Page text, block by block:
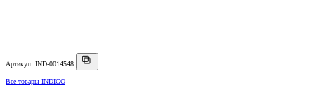
Артикул: IND-0014548
Все товары INDIGO